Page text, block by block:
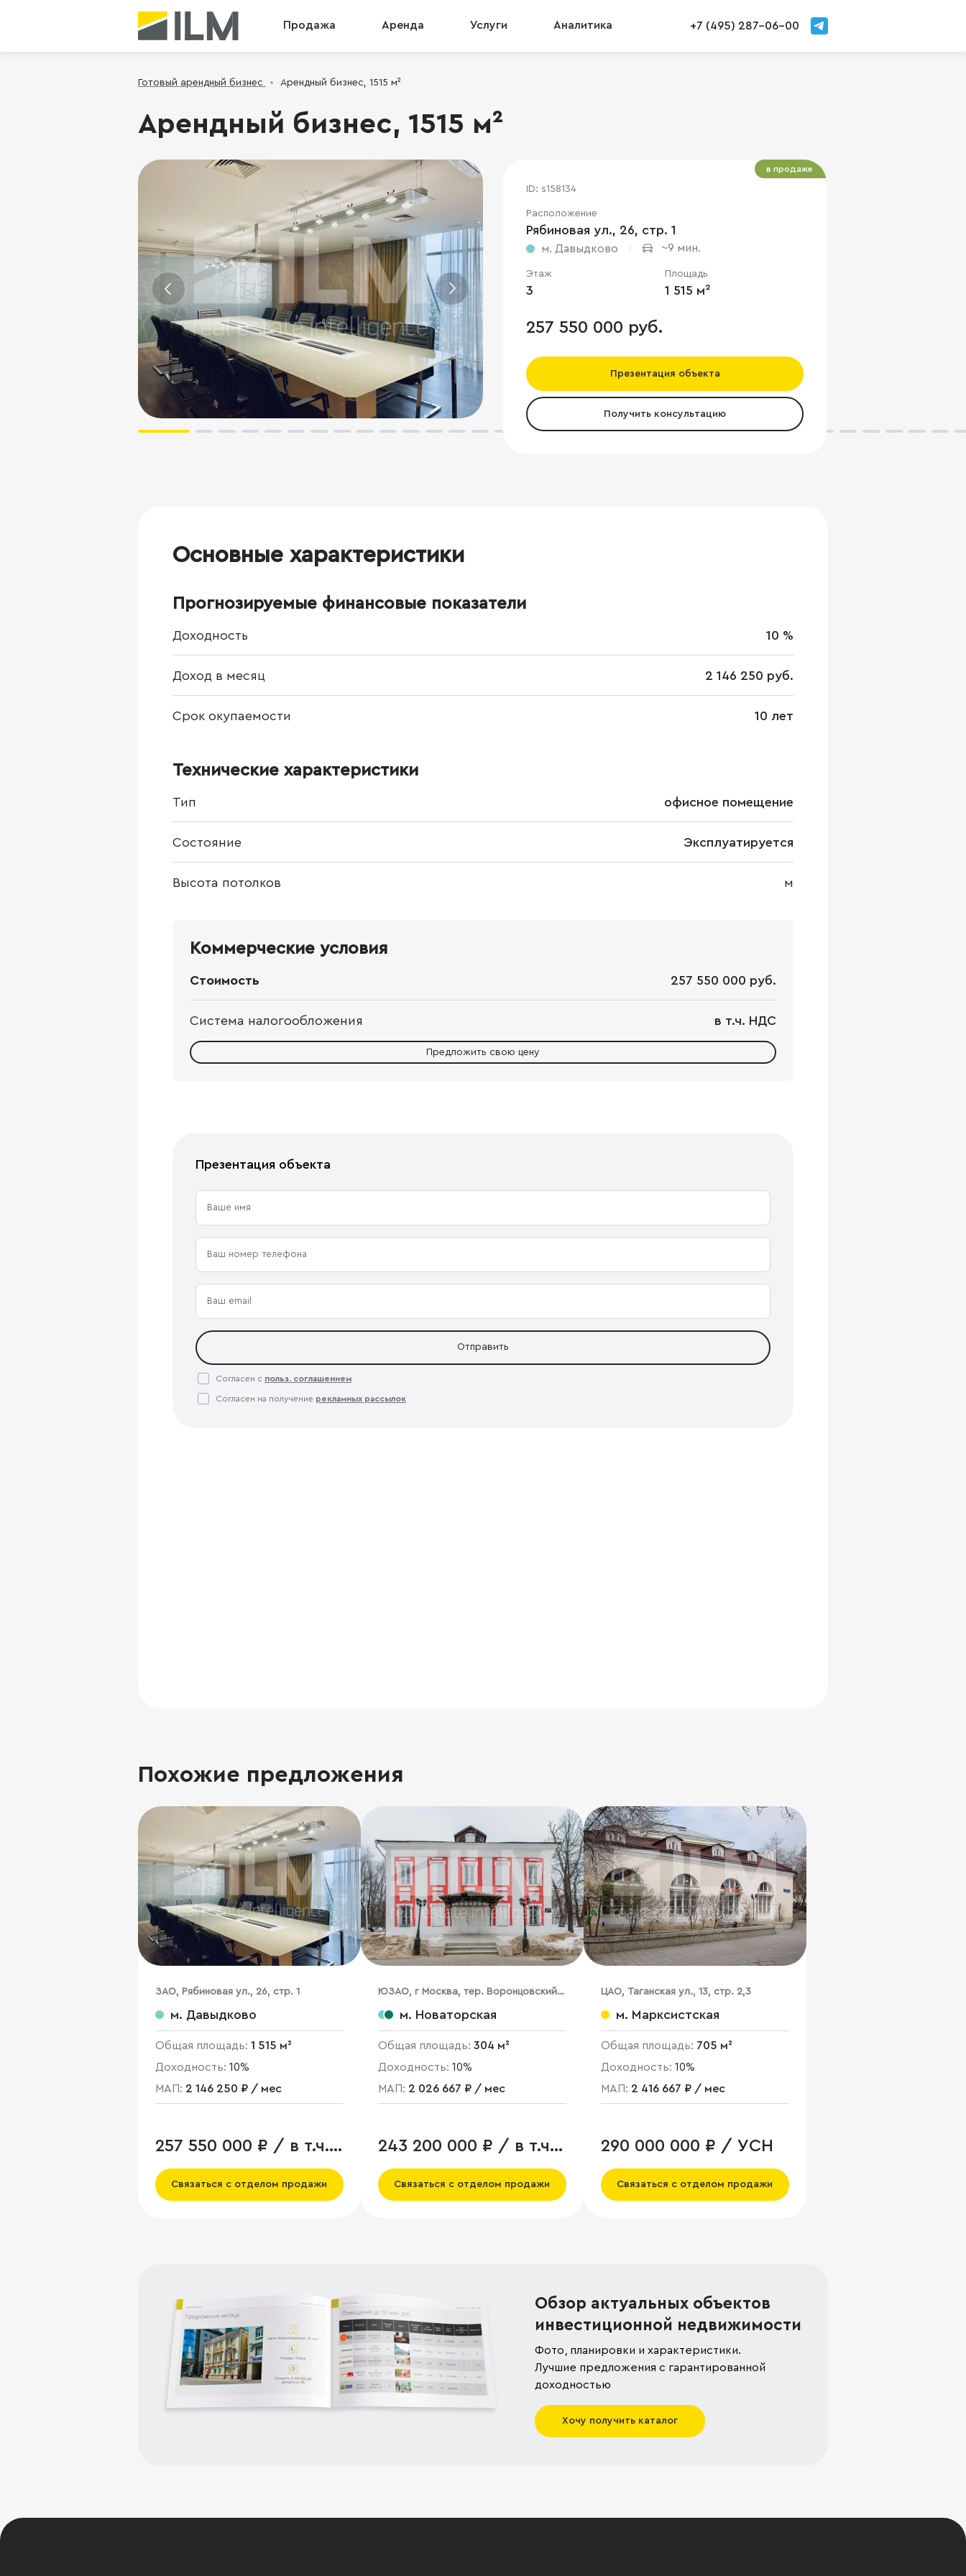
Продажа Аренда Услуги Аналитика +7 (495) 287-06-00
Готовый арендный бизнес Арендный бизнес, 1515 м²
Арендный бизнес, 1515 м²
ID: s158134
Расположение
Рябиновая ул., 26, стр. 1
м. Давыдково ~9 мин.
Этаж
3
Площадь
1 515 м²
257 550 000 руб.
Презентация объекта
Получить консультацию
в продаже
Основные характеристики
Прогнозируемые финансовые показатели
Доходность 10 %
Доход в месяц 2 146 250 руб.
Срок окупаемости 10 лет
Технические характеристики
Тип офисное помещение
Состояние Эксплуатируется
Высота потолков м
Коммерческие условия
Стоимость 257 550 000 руб.
Система налогообложения в т.ч. НДС
Предложить свою цену
Презентация объекта
Отправить
Согласен с польз. соглашением
Согласен на получение рекламных рассылок
Похожие предложения
ЗАО, Рябиновая ул., 26, стр. 1
м. Давыдково
Общая площадь: 1 515 м²
Доходность: 10%
МАП: 2 146 250 ₽ / мес
257 550 000 ₽ / в т.ч.
НДС
Связаться с отделом продажи
ЮЗАО, г Москва, тер. Воронцовский
Парк, 5м. Новаторская
Общая площадь: 304 м²
Доходность: 10%
МАП: 2 026 667 ₽ / мес
243 200 000 ₽ / в т.ч.
НДС
Связаться с отделом продажи
ЦАО, Таганская ул., 13, стр. 2,3
м. Марксистская
Общая площадь: 705 м²
Доходность: 10%
МАП: 2 416 667 ₽ / мес
290 000 000 ₽ / УСН
Связаться с отделом продажи
Обзор актуальных объектов
инвестиционной недвижимости
Фото, планировки и характеристики.
Лучшие предложения с гарантированной
доходностью
Хочу получить каталог